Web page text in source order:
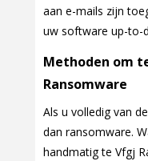
aan e-mails zijn
uw software up-to-
Methoden om
Ransomware
Als u volledig van
dan ransomware.
handmatig te Vfgj